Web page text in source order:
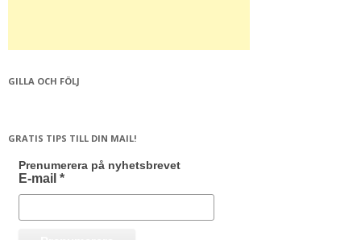
GILLA OCH FÖLJ
GRATIS TIPS TILL DIN MAIL!
Prenumerera på nyhetsbrevet
E-mail *